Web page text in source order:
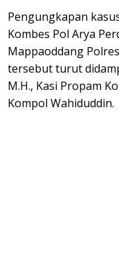
Pengungkapan
Kombes Pol Arya
Mappaoddang
tersebut turut
M.H., Kasi Propam
Kompol Wahiduddin.